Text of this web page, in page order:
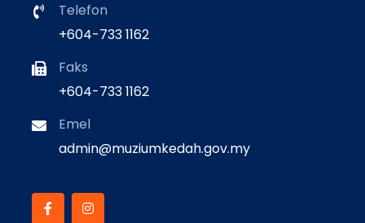
Telefon
+604-733 1162
Faks
+604-733 1162
Emel
admin@muziumkedah.gov.my